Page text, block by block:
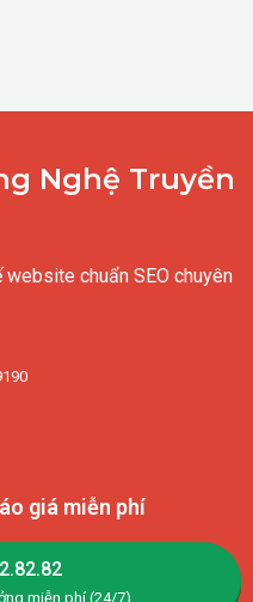
Nghệ Truyền
chuẩn SEO chuyên
giá miễn phí
miễn phí (24/7)